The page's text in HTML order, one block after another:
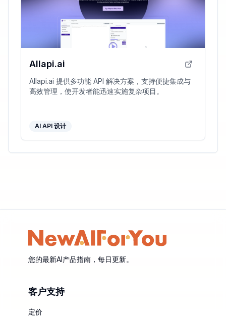
Allapi.ai
Allapi.ai 提供多功能 API 解决方案，支持便捷集成与
高效管理，使开发者能迅速实施复杂项目。
AI API 设计
您的最新AI产品指南，每日更新。
客户支持
定价